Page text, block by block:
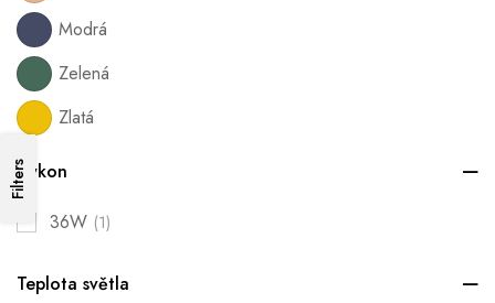
Modrá
Zelená
Zlatá
Výkon
36W (1)
Teplota světla
Filters